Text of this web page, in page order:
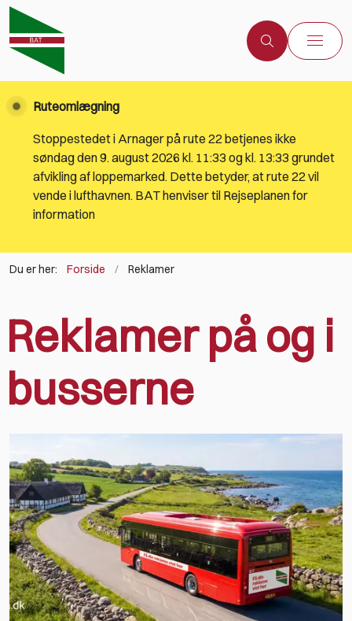
Ruteomlægning
Stoppestedet i Arnager på rute 22 betjenes ikke
søndag den 9. august 2026 kl. 11:33 og kl. 13:33 grundet
afvikling af loppemarked. Dette betyder, at rute 22 vil
vende i lufthavnen. BAT henviser til Rejseplanen for
information
Du er her: Forside Reklamer
Reklamer på og i
busserne